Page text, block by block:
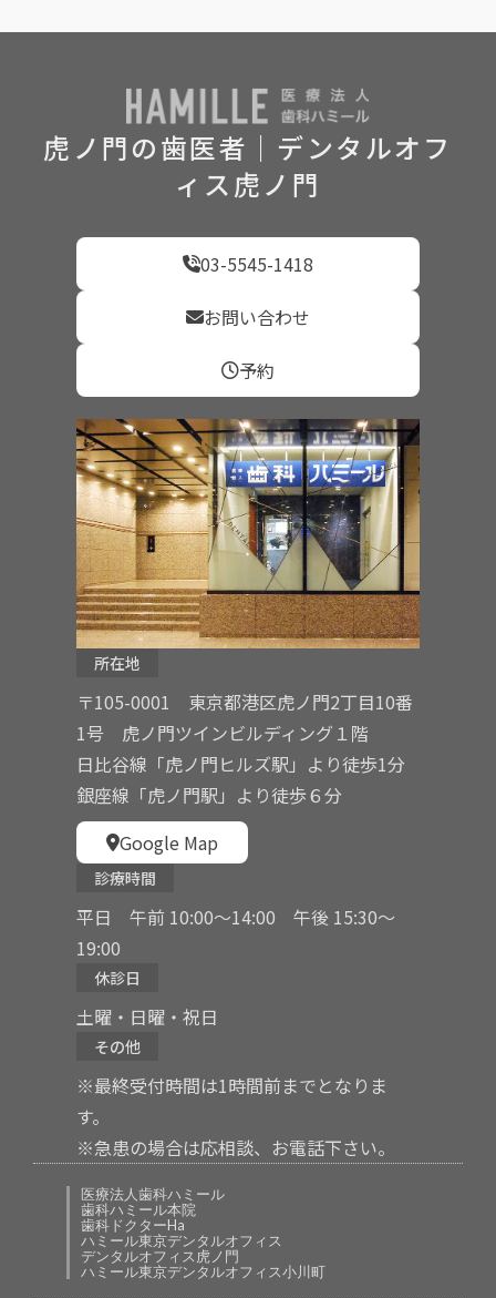
虎ノ門の歯医者｜デンタルオフ
ィス虎ノ門
03-5545-1418
お問い合わせ
予約
所在地
〒105-0001 東京都港区虎ノ門2丁目10番
1号 虎ノ門ツインビルディング１階
日比谷線「虎ノ門ヒルズ駅」より徒歩1分
銀座線「虎ノ門駅」より徒歩６分
Google Map
診療時間
平日 午前 10:00〜14:00 午後 15:30〜
19:00
休診日
土曜・日曜・祝日
その他
※最終受付時間は1時間前までとなりま
す。
※急患の場合は応相談、お電話下さい。
医療法人歯科ハミール
歯科ハミール本院
歯科ドクターHa
ハミール東京デンタルオフィス
デンタルオフィス虎ノ門
ハミール東京デンタルオフィス小川町